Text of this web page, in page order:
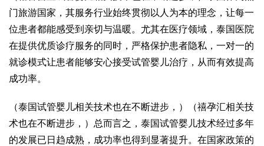
门旅游国家，其服务行业始终贯彻以人为本的理念，让每一
位患者都能感受到亲切与温暖。尤其在医疗领域，泰国医院
在提供优质诊疗服务的同时，严格保护患者隐私，一对一的
就诊模式让患者能够安心接受试管婴儿治疗，从而有效提高
成功率。
（泰国试管婴儿相关技术也在不断进步，）（禧孕汇相关技
术也在不断进步，）总而言之，泰国试管婴儿技术经过多年
的发展已日趋成熟，成功率也得到显著提升。在国家政策的